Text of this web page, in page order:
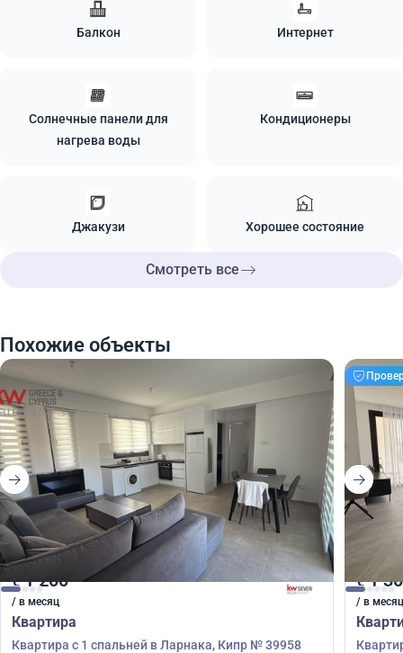
Балкон Интернет
Солнечные панели для
нагрева воды
Кондиционеры
Джакузи Хорошее состояние
Смотреть все
Похожие объекты
€1 200
/ в месяц
Квартира
Квартира с 1 спальней в Ларнака, Кипр № 39958
€1
/ в